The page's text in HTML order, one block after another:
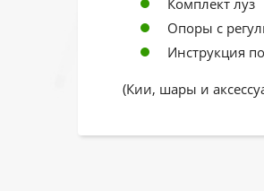
Комплект луз
Опоры с
Инструкция
(Кии, шары и